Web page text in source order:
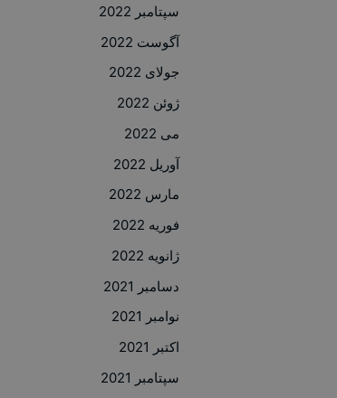
سپتامبر 2022
آگوست 2022
جولای 2022
ژوئن 2022
می 2022
آوریل 2022
مارس 2022
فوریه 2022
ژانویه 2022
دسامبر 2021
نوامبر 2021
اکتبر 2021
سپتامبر 2021